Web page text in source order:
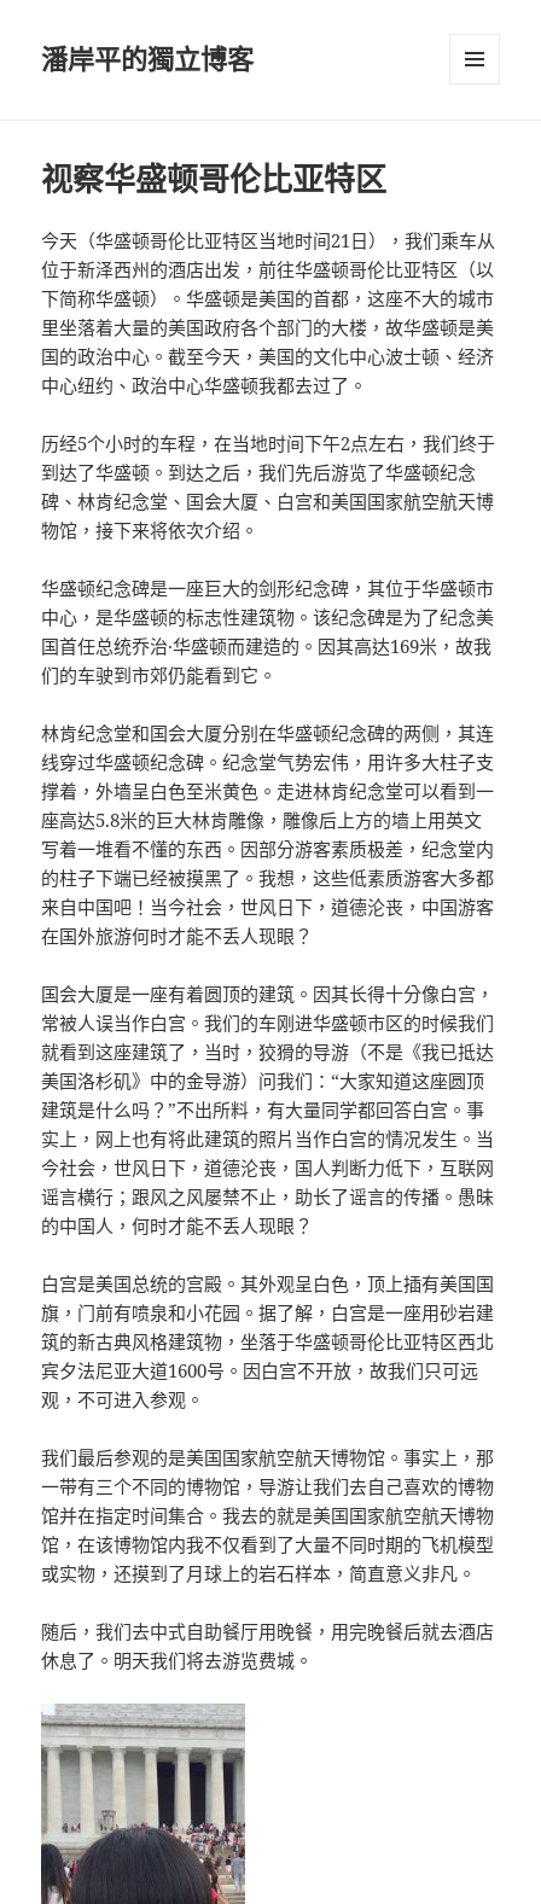
潘岸平的獨立博客
视察华盛顿哥伦比亚特区
今天（华盛顿哥伦比亚特区当地时间21日），我们乘车从
位于新泽西州的酒店出发，前往华盛顿哥伦比亚特区（以
下简称华盛顿）。华盛顿是美国的首都，这座不大的城市
里坐落着大量的美国政府各个部门的大楼，故华盛顿是美
国的政治中心。截至今天，美国的文化中心波士顿、经济
中心纽约、政治中心华盛顿我都去过了。
历经5个小时的车程，在当地时间下午2点左右，我们终于
到达了华盛顿。到达之后，我们先后游览了华盛顿纪念
碑、林肯纪念堂、国会大厦、白宫和美国国家航空航天博
物馆，接下来将依次介绍。
华盛顿纪念碑是一座巨大的剑形纪念碑，其位于华盛顿市
中心，是华盛顿的标志性建筑物。该纪念碑是为了纪念美
国首任总统乔治·华盛顿而建造的。因其高达169米，故我
们的车驶到市郊仍能看到它。
林肯纪念堂和国会大厦分别在华盛顿纪念碑的两侧，其连
线穿过华盛顿纪念碑。纪念堂气势宏伟，用许多大柱子支
撑着，外墙呈白色至米黄色。走进林肯纪念堂可以看到一
座高达5.8米的巨大林肯雕像，雕像后上方的墙上用英文
写着一堆看不懂的东西。因部分游客素质极差，纪念堂内
的柱子下端已经被摸黑了。我想，这些低素质游客大多都
来自中国吧！当今社会，世风日下，道德沦丧，中国游客
在国外旅游何时才能不丢人现眼？
国会大厦是一座有着圆顶的建筑。因其长得十分像白宫，
常被人误当作白宫。我们的车刚进华盛顿市区的时候我们
就看到这座建筑了，当时，狡猾的导游（不是《我已抵达
美国洛杉矶》中的金导游）问我们：“大家知道这座圆顶
建筑是什么吗？”不出所料，有大量同学都回答白宫。事
实上，网上也有将此建筑的照片当作白宫的情况发生。当
今社会，世风日下，道德沦丧，国人判断力低下，互联网
谣言横行；跟风之风屡禁不止，助长了谣言的传播。愚昧
的中国人，何时才能不丢人现眼？
白宫是美国总统的宫殿。其外观呈白色，顶上插有美国国
旗，门前有喷泉和小花园。据了解，白宫是一座用砂岩建
筑的新古典风格建筑物，坐落于华盛顿哥伦比亚特区西北
宾夕法尼亚大道1600号。因白宫不开放，故我们只可远
观，不可进入参观。
我们最后参观的是美国国家航空航天博物馆。事实上，那
一带有三个不同的博物馆，导游让我们去自己喜欢的博物
馆并在指定时间集合。我去的就是美国国家航空航天博物
馆，在该博物馆内我不仅看到了大量不同时期的飞机模型
或实物，还摸到了月球上的岩石样本，简直意义非凡。
随后，我们去中式自助餐厅用晚餐，用完晚餐后就去酒店
休息了。明天我们将去游览费城。